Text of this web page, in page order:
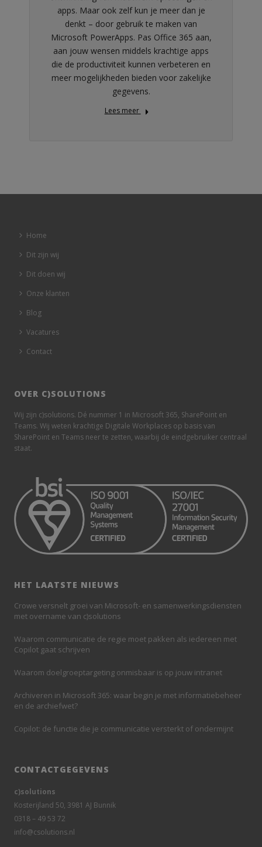
apps. Maar ook zelf kun je meer dan je
denkt – door gebruik te maken van
Microsoft PowerApps. Pas Office 365 aan,
aan jouw wensen middels krachtige apps
die de productiviteit kunnen verbeteren en
meer mogelijkheden bieden voor zakelijke
gegevens.
Lees meer
Home
Dit zijn wij
Dit doen wij
Onze klanten
Blog
Vacatures
Contact
OVER C)SOLUTIONS
Wij zijn c)solutions. Dé nummer 1 in Microsoft 365, SharePoint en
Teams. Wij weten krachtige Digitale Workplaces op basis van
SharePoint en Teams neer te zetten, waarbij de eindgebruiker centraal
staat.
HET LAATSTE NIEUWS
Crowe versnelt groei van Microsoft- en samenwerkingsdiensten
met overname van c)solutions
Waarom communicatie de regie moet pakken als iedereen met
Copilot gaat schrijven
Waarom doelgroeptargeting onmisbaar is op jouw intranet
Archiveren in Microsoft 365: waar begin je met informatiebeheer
en de archiefwet?
Copilot: de functie die je communicatie versterkt of ondermijnt
CONTACTGEGEVENS
c)solutions
Kosterijland 50, 3981 AJ Bunnik
0318 – 49 53 72
info@csolutions.nl